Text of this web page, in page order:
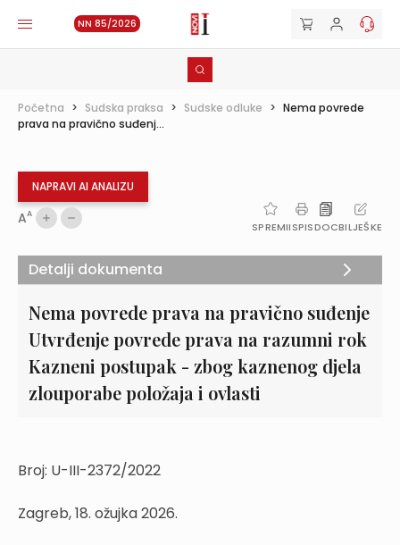
NN 85/2026
Početna > Sudska praksa > Sudske odluke > Nema povrede
prava na pravično suđenj...
NAPRAVI AI ANALIZU
AA
SPREMIISPISDOCBILJEŠKE
Nema povrede prava na pravično suđenje
Utvrđenje povrede prava na razumni rok
Kazneni postupak - zbog kaznenog djela
zlouporabe položaja i ovlasti
Broj: U-III-2372/2022
Zagreb, 18. ožujka 2026.
Detalji dokumenta